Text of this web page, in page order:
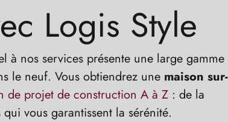
Logis Style
à nos services présente une large gamme
le neuf. Vous obtiendrez une maison sur-
de projet de construction A à Z : de la
vous garantissent la sérénité.